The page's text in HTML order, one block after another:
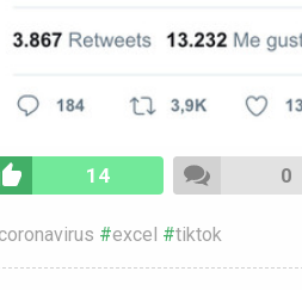
14 0
excel tiktok